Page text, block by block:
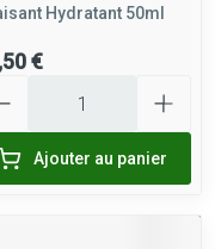
Hydratant 50ml
€
Ajouter au panier